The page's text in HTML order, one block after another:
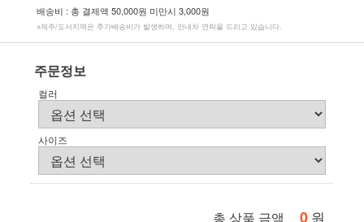
배송비 : 총 결제액 50,000원 미만시 3,000원
※제주/도서지역은 추가배송비가 발생하며, 안내차 연락을 드리고 있습니다.
주문정보
컬러
사이즈
총 상품 금액 0 원